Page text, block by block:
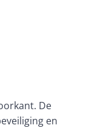
De
en